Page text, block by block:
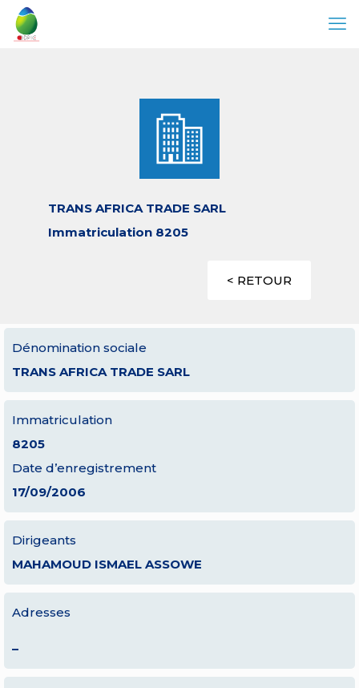
TRANS AFRICA TRADE SARL
Immatriculation 8205
< RETOUR
Dénomination sociale
TRANS AFRICA TRADE SARL
Immatriculation
8205
Date d’enregistrement
17/09/2006
Dirigeants
MAHAMOUD ISMAEL ASSOWE
Adresses
–